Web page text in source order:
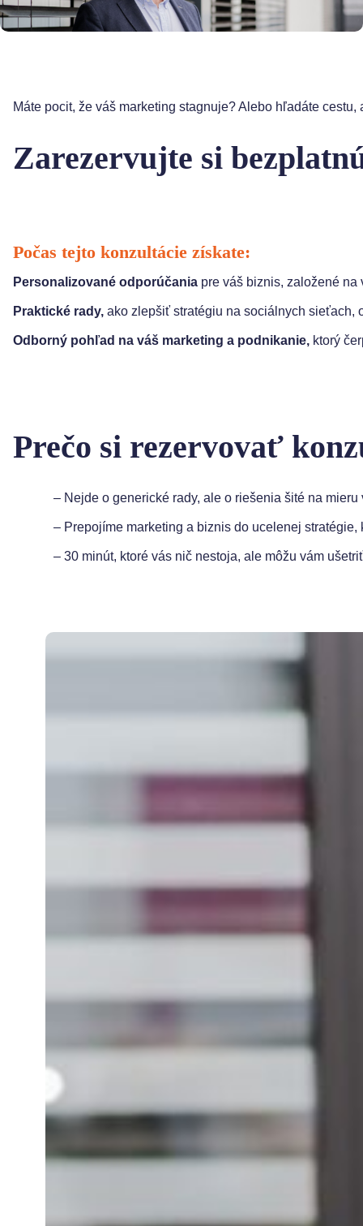
Máte pocit, že váš marketing stagnuje? Alebo hľadáte
Zarezervujte si
Počas tejto konzultácie získate:
Personalizované odporúčaniapre váš biznis, založené na
Praktické rady,ako zlepšiť stratégiu na sociálnych sieťach,
Odborný pohľad na váš marketing a podnikanie,ktorý
Prečo si rezervovať
– Nejde o generické rady, ale o riešenia šité na mieru
– Prepojíme marketing a biznis do ucelenej stratégie,
– 30 minút, ktoré vás nič nestoja, ale môžu vám